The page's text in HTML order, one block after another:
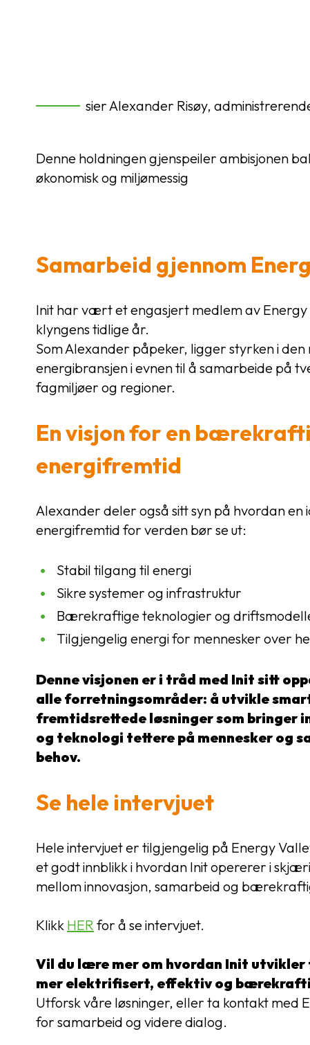
sier Alexander Risøy,
Denne holdningen gjenspeiler ambisjonen
økonomisk og miljømessig
Samarbeid gjennom
Init har vært et engasjert medlem av Energy
klyngens tidlige år.
Som Alexander påpeker, ligger styrken i den
energibransjen i evnen til å samarbeide på
fagmiljøer og regioner.
En visjon for en
energifremtid
Alexander deler også sitt syn på hvordan en
energifremtid for verden bør se ut:
Stabil tilgang til energi
Sikre systemer og infrastruktur
Bærekraftige teknologier og
Tilgjengelig energi for mennesker over
Denne visjonen er i tråd med Init sitt
alle forretningsområder: å utvikle
fremtidsrettede løsninger som bringer
og teknologi tettere på mennesker og
behov.
Se hele intervjuet
Hele intervjuet er tilgjengelig på Energy
et godt innblikk i hvordan Init opererer i
mellom innovasjon, samarbeid og
Klikk HER for å se intervjuet.
Vil du lære mer om hvordan Init
mer elektrifisert, effektiv og
Utforsk våre løsninger, eller ta kontakt med
for samarbeid og videre dialog.